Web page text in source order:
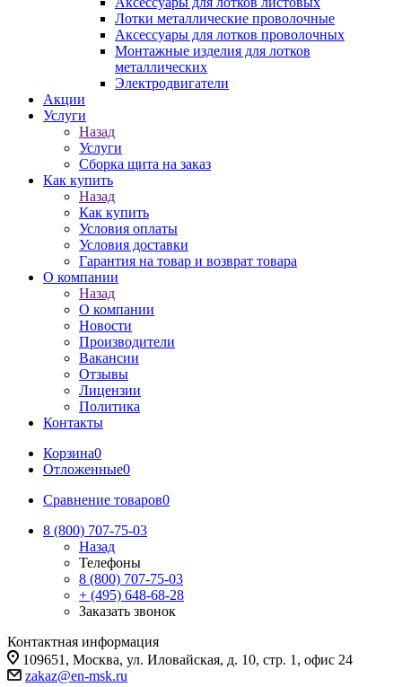
Лотки металлические проволочные
Аксессуары для лотков проволочных
Монтажные изделия для лотков
металлических
Электродвигатели
Акции
Услуги
Назад
Услуги
Сборка щита на заказ
Как купить
Назад
Как купить
Условия оплаты
Условия доставки
Гарантия на товар и возврат товара
О компании
Назад
О компании
Новости
Производители
Вакансии
Отзывы
Лицензии
Политика
Контакты
Корзина0
Отложенные0
Сравнение товаров0
8 (800) 707-75-03
Назад
Телефоны
8 (800) 707-75-03
+ (495) 648-68-28
Заказать звонок
Контактная информация
109651, Москва, ул. Иловайская, д. 10, стр. 1, офис 24
zakaz@en-msk.ru